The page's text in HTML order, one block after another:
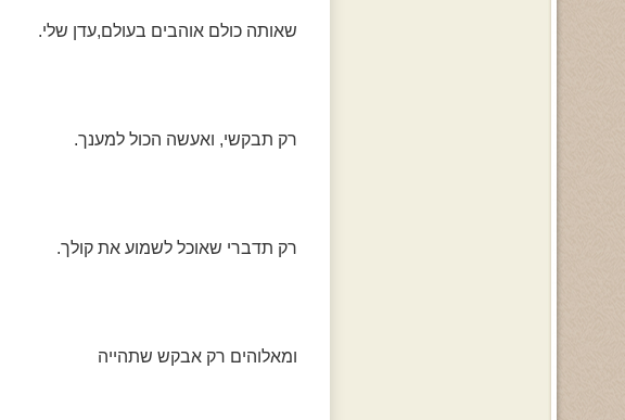
שאותה כולם אוהבים בעולם,עדן שלי.
רק תבקשי, ואעשה הכול למענך.
רק תדברי שאוכל לשמוע את קולך.
ומאלוהים רק אבקש שתהייה